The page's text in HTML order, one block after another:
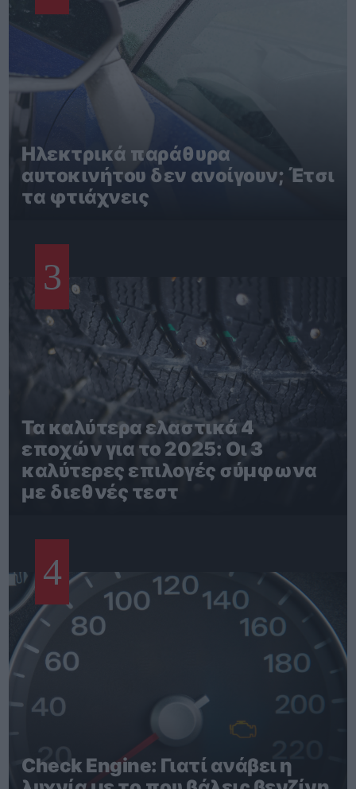
Ηλεκτρικά παράθυρα
αυτοκινήτου δεν ανοίγουν; Έτσι
τα φτιάχνεις
3
Τα καλύτερα ελαστικά 4
εποχών για το 2025: Οι 3
καλύτερες επιλογές σύμφωνα
με διεθνές τεστ
4
Check Engine: Γιατί ανάβει η